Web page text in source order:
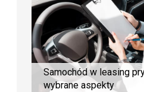
Samochód w leasing
wybrane aspekty